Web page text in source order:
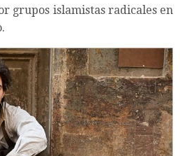
grupos islamistas radicales en